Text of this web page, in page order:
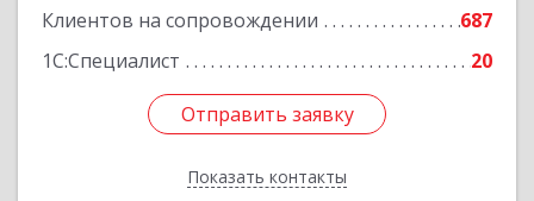
Клиентов на сопровождении
687
1С:Специалист
20
Отправить заявку
Показать контакты
Отправить заявку
Назад